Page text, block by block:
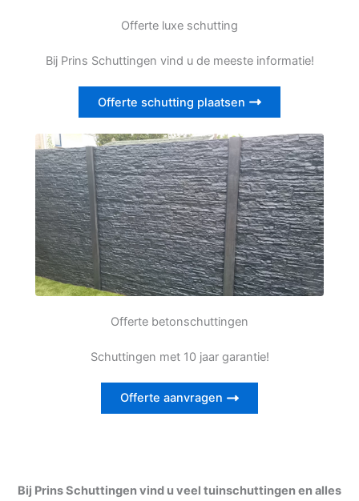
Offerte luxe schutting
Bij Prins Schuttingen vind u de meeste informatie!
Offerte schutting plaatsen
Offerte betonschuttingen
Schuttingen met 10 jaar garantie!
Offerte aanvragen
Bij Prins Schuttingen vind u veel tuinschuttingen en alles